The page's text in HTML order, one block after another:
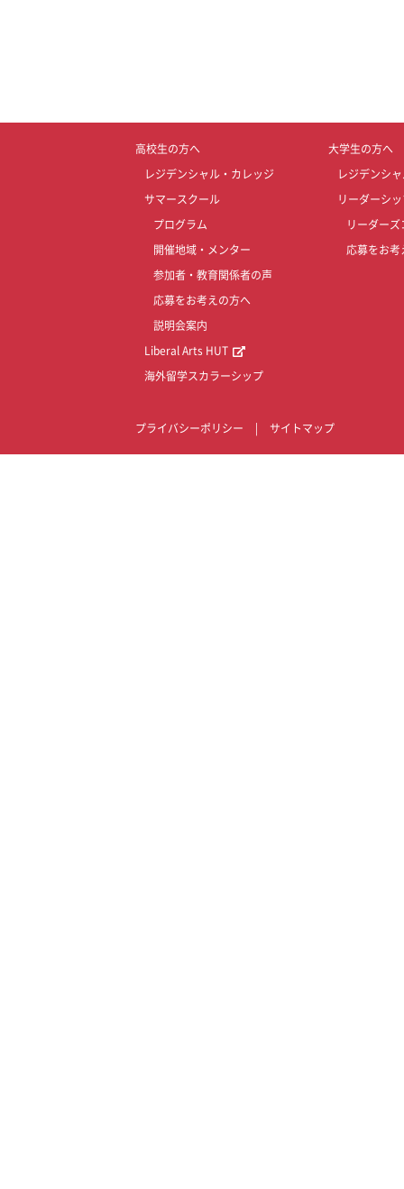
高校生の方へ
レジデンシャル・カレッジ
サマースクール
プログラム
開催地域・メンター
参加者・教育関係者の声
応募をお考えの方へ
説明会案内
Liberal Arts HUT
海外留学スカラーシップ
大学生の方へ
レジデンシ
リーダーシ
リーダーズ
応募をお考
プライバシーポリシー サイトマップ